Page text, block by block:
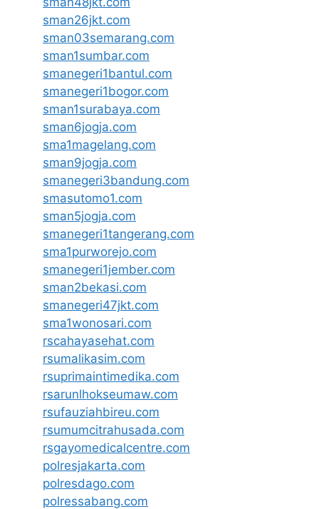
sman26jkt.com
sman03semarang.com
sman1sumbar.com
smanegeri1bantul.com
smanegeri1bogor.com
sman1surabaya.com
sman6jogja.com
sma1magelang.com
sman9jogja.com
smanegeri3bandung.com
smasutomo1.com
sman5jogja.com
smanegeri1tangerang.com
sma1purworejo.com
smanegeri1jember.com
sman2bekasi.com
smanegeri47jkt.com
sma1wonosari.com
rscahayasehat.com
rsumalikasim.com
rsuprimaintimedika.com
rsarunlhokseumaw.com
rsufauziahbireu.com
rsumumcitrahusada.com
rsgayomedicalcentre.com
polresjakarta.com
polresdago.com
polressabang.com